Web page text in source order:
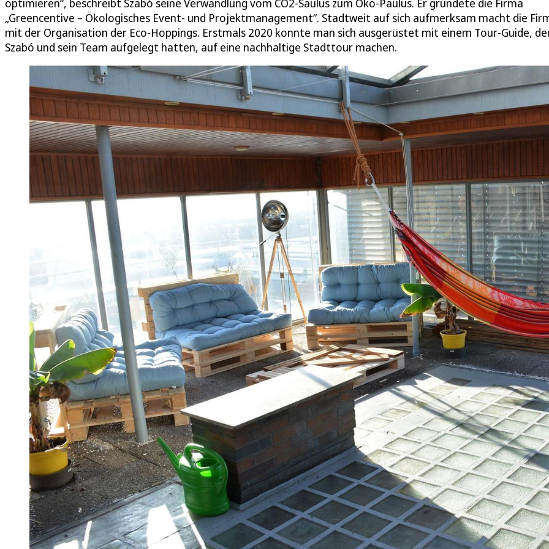
optimieren“, beschreibt Szabó seine Verwandlung vom CO2-Saulus zum Öko-Paulus. Er gründete die Firma
„Greencentive – Ökologisches Event- und Projektmanagement“. Stadtweit auf sich aufmerksam macht die
mit der Organisation der Eco-Hoppings. Erstmals 2020 konnte man sich ausgerüstet mit einem Tour-Guide,
Szabó und sein Team aufgelegt hatten, auf eine nachhaltige Stadttour machen.